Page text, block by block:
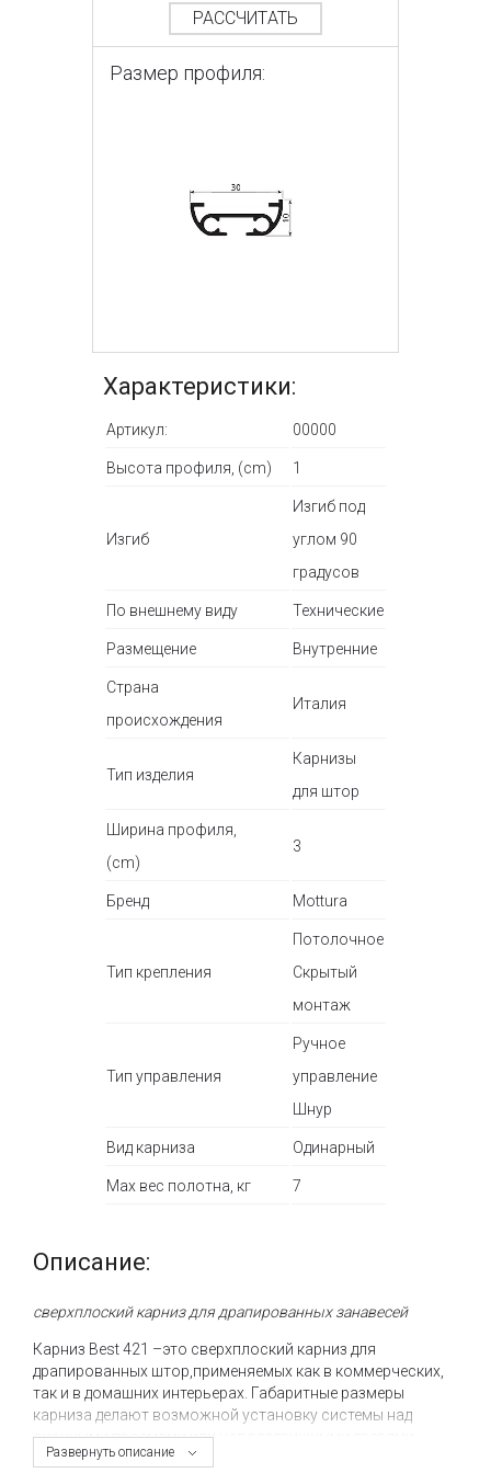
РАССЧИТАТЬ
Размер профиля:
Характеристики:
Артикул: 00000
Высота профиля, (cm) 1
Изгиб
Изгиб под
углом 90
градусов
По внешнему виду Технические
Размещение Внутренние
Страна
происхождения
Италия
Тип изделия
Карнизы
для штор
Ширина профиля,
(cm)
3
Бренд Mottura
Тип крепления
Потолочное
Скрытый
монтаж
Тип управления
Ручное
управление
Шнур
Вид карниза Одинарный
Max вес полотна, кг 7
Развернуть описание
Описание:
сверхплоский карниз для драпированных занавесей
Карниз Best 421 –это сверхплоский карниз для
драпированных штор,применяемых как в коммерческих,
так и в домашних интерьерах. Габаритные размеры
карниза делают возможной установку системы над
оконными проемами или над раздвижными дверями
больших размеров, где карниз должен не препятствовать